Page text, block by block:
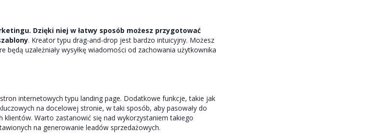
Dzięki niej w łatwy sposób możesz przygotować
. Kreator typu drag-and-drop jest bardzo intuicyjny. Możesz
będą uzależniały wysyłkę wiadomości od zachowania użytkownika
internetowych typu landing page. Dodatkowe funkcje, takie jak
na docelowej stronie, w taki sposób, aby pasowały do
klientów. Warto zastanowić się nad wykorzystaniem takiego
na generowanie leadów sprzedażowych.